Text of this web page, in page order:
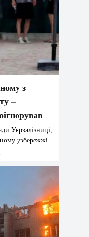
з
–
Укрзалізниці,
узбережжі.